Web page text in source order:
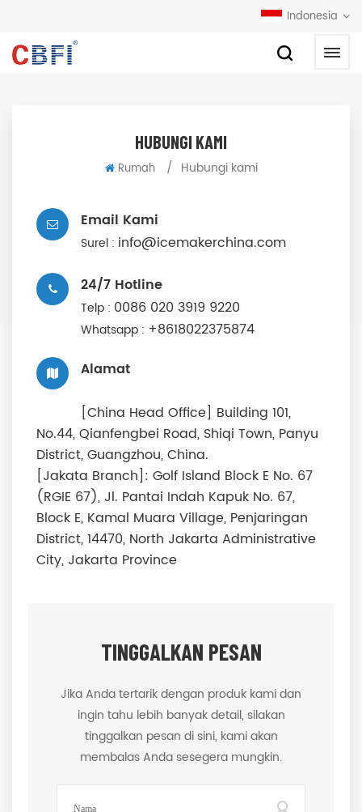
Indonesia
HUBUNGI KAMI
Rumah / Hubungi kami
Email Kami
Surel : info@icemakerchina.com
24/7 Hotline
Telp : 0086 020 3919 9220
Whatsapp : +8618022375874
Alamat
[China Head Office] Building 101,
No.44, Qianfengbei Road, Shiqi Town, Panyu
District, Guangzhou, China.
[Jakata Branch]: Golf Island Block E No. 67
(RGIE 67), Jl. Pantai Indah Kapuk No. 67,
Block E, Kamal Muara Village, Penjaringan
District, 14470, North Jakarta Administrative
City, Jakarta Province
TINGGALKAN PESAN
Jika Anda tertarik dengan produk kami dan
ingin tahu lebih banyak detail, silakan
tinggalkan pesan di sini, kami akan
membalas Anda sesegera mungkin.